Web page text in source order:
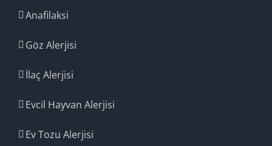
Anafilaksi
Göz Alerjisi
İlaç Alerjisi
Evcil Hayvan Alerjisi
Ev Tozu Alerjisi